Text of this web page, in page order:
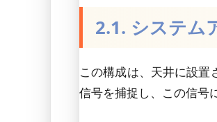
2.1. システム
この構成は、天井に設置
信号を捕捉し、この信号